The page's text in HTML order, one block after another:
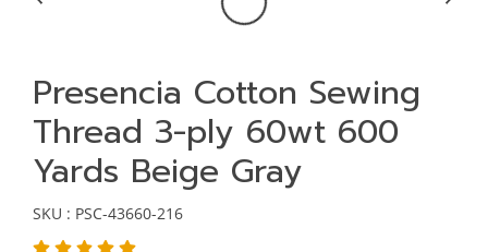
Presencia Cotton Sewing
Thread 3-ply 60wt 600
Yards Beige Gray
SKU : PSC-43660-216